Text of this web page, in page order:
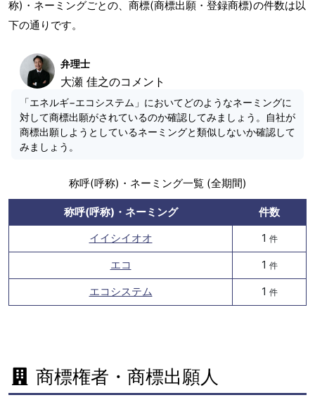
称)・ネーミングごとの、商標(商標出願・登録商標)の件数は以
下の通りです。
弁理士
大瀬 佳之のコメント
「エネルギ−エコシステム」においてどのようなネーミングに
対して商標出願がされているのか確認してみましょう。自社が
商標出願しようとしているネーミングと類似しないか確認して
みましょう。
称呼(呼称)・ネーミング一覧 (全期間)
称呼(呼称)・ネーミング
件数
イイシイオオ
1 件
エコ 1 件
エコシステム 1 件
商標権者・商標出願人